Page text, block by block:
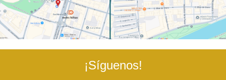
¡Síguenos!